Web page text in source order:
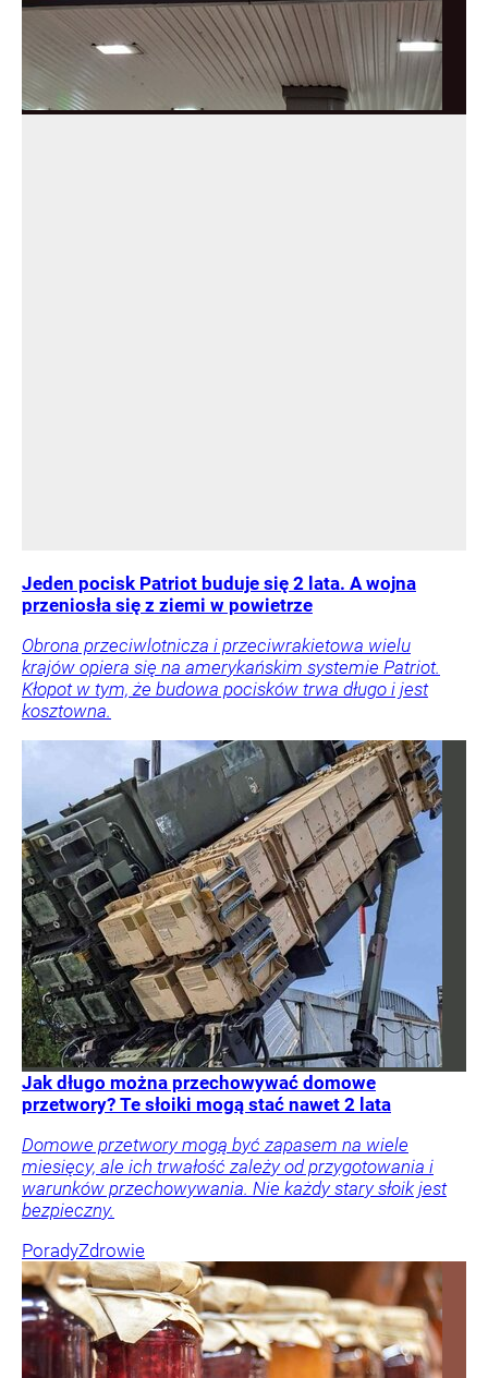
Jeden pocisk Patriot buduje się 2 lata. A wojna
przeniosła się z ziemi w powietrze
Obrona przeciwlotnicza i przeciwrakietowa wielu
krajów opiera się na amerykańskim systemie Patriot.
Kłopot w tym, że budowa pocisków trwa długo i jest
kosztowna.
Jak długo można przechowywać domowe
przetwory? Te słoiki mogą stać nawet 2 lata
Domowe przetwory mogą być zapasem na wiele
miesięcy, ale ich trwałość zależy od przygotowania i
warunków przechowywania. Nie każdy stary słoik jest
bezpieczny.
PoradyZdrowie